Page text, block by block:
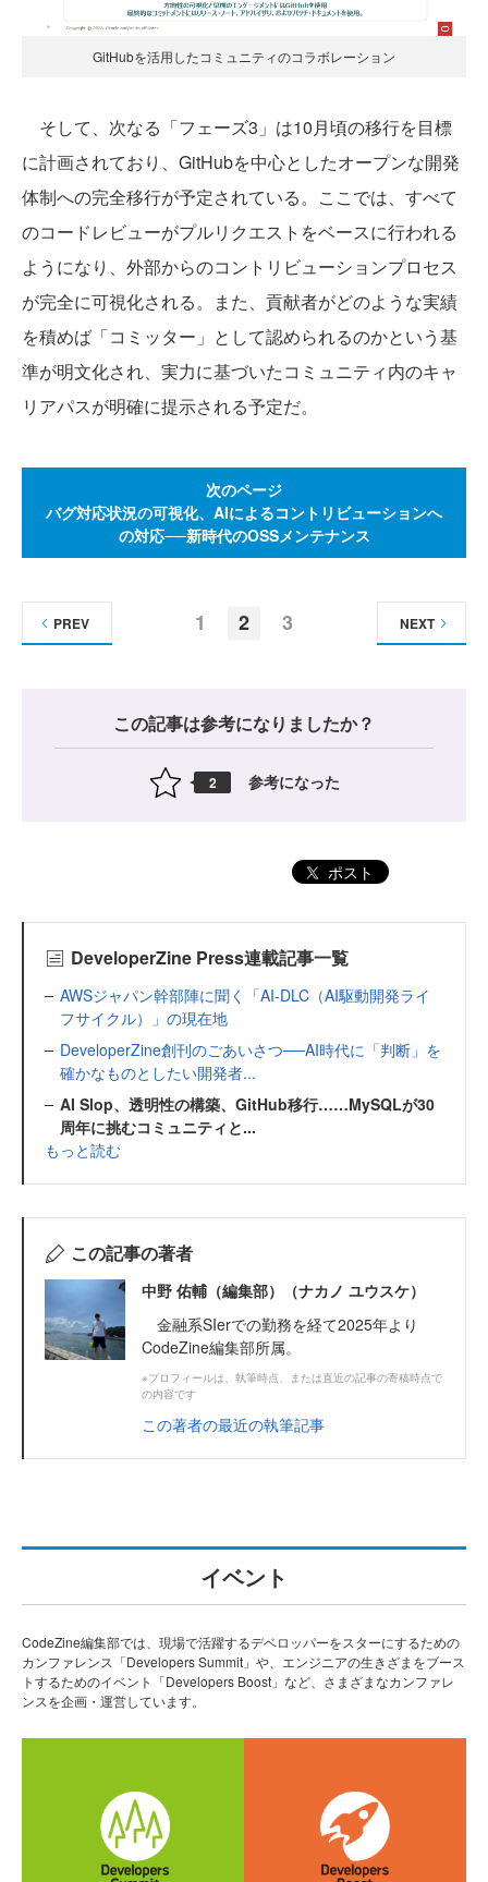
GitHubを活用したコミュニティのコラボレーション
そして、次なる「フェーズ3」は10月頃の移行を目標
に計画されており、GitHubを中心としたオープンな開発
体制への完全移行が予定されている。ここでは、すべて
のコードレビューがプルリクエストをベースに行われる
ようになり、外部からのコントリビューションプロセス
が完全に可視化される。また、貢献者がどのような実績
を積めば「コミッター」として認められるのかという基
準が明文化され、実力に基づいたコミュニティ内のキャ
リアパスが明確に提示される予定だ。
次のページ
バグ対応状況の可視化、AIによるコントリビューションへ
の対応──新時代のOSSメンテナンス
1 2 3
PREV NEXT
この記事は参考になりましたか？
2 参考になった
ポスト
DeveloperZine Press連載記事一覧
AWSジャパン幹部陣に聞く「AI-DLC（AI駆動開発ライ
フサイクル）」の現在地
DeveloperZine創刊のごあいさつ──AI時代に「判断」を
確かなものとしたい開発者...
AI Slop、透明性の構築、GitHub移行……MySQLが30
周年に挑むコミュニティと...
もっと読む
この記事の著者
中野 佑輔（編集部）（ナカノ ユウスケ）
金融系SIerでの勤務を経て2025年より
CodeZine編集部所属。
※プロフィールは、執筆時点、または直近の記事の寄稿時点で
の内容です
この著者の最近の執筆記事
イベント
CodeZine編集部では、現場で活躍するデベロッパーをスターにするための
カンファレンス「Developers Summit」や、エンジニアの生きざまをブース
トするためのイベント「Developers Boost」など、さまざまなカンファレ
ンスを企画・運営しています。